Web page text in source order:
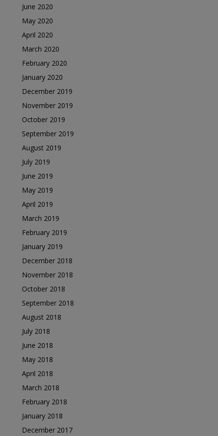
June 2020
May 2020
April 2020
March 2020
February 2020
January 2020
December 2019
November 2019
October 2019
September 2019
August 2019
July 2019
June 2019
May 2019
April 2019
March 2019
February 2019
January 2019
December 2018
November 2018
October 2018
September 2018
August 2018
July 2018
June 2018
May 2018
April 2018
March 2018
February 2018
January 2018
December 2017